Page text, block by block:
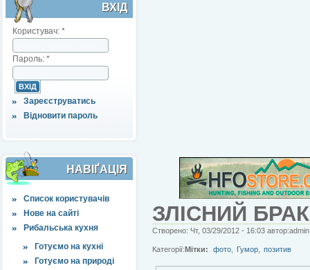
ВХІД
Користувач: *
Пароль: *
Зареєструватись
Відновити пароль
НАВІҐАЦІЯ
Список користувачів
Нове на сайті
Рибальська кухня
Готуємо на кухні
Готуємо на природі
ЗЛІСНИЙ
Створено: Чт, 03/29/2012 - 16:03 автор:admin
Категорії:Мітки: фото Гумор позитив